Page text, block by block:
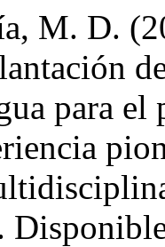
M. D.
para